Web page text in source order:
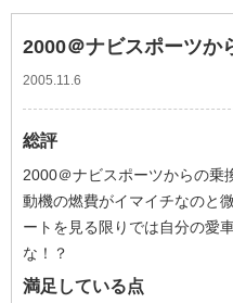
2000＠ナビスポーツか
2005.11.6
総評
2000＠ナビスポーツからの乗
動機の燃費がイマイチなのと
ートを見る限りでは自分の愛
な！？
満足している点